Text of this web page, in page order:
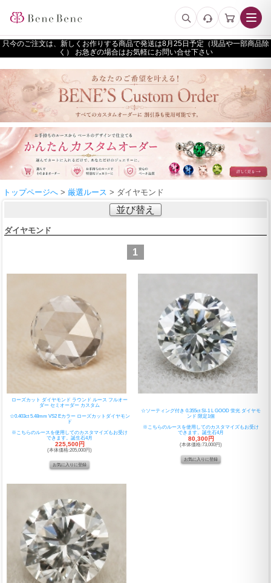
只今のご注文は、新しくお作りする商品で発送は
予定（現品や一部商品除
く） お急ぎの場合はお気軽にお問い合せ下さい
トップページへ > 厳選ルース > ダイヤモンド
並び替え
ダイヤモンド
1
ローズカット ダイヤモンド ラウンド ルース フルオー
ダー セミオーダー カスタム
☆0.403ct 5.48mm VS2 Eカラー ローズカットダイヤモン
ド
※こちらのルースを使用してのカスタマイズもお受け
できます。誕生石4月
225,500円
(本体価格:205,000円)
☆ソーティング付き 0.355ct SI-1 L GOOD 蛍光 ダイヤモ
ンド 限定1個
※こちらのルースを使用してのカスタマイズもお受け
できます。誕生石4月
80,300円
(本体価格:73,000円)